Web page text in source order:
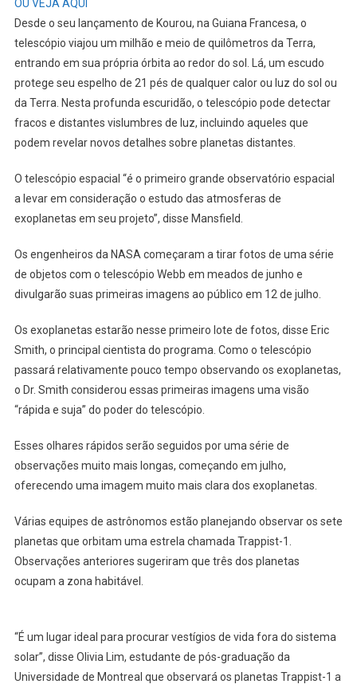
OU VEJA AQUI
Desde o seu lançamento de Kourou, na Guiana Francesa, o
telescópio viajou um milhão e meio de quilômetros da Terra,
entrando em sua própria órbita ao redor do sol. Lá, um escudo
protege seu espelho de 21 pés de qualquer calor ou luz do sol ou
da Terra. Nesta profunda escuridão, o telescópio pode detectar
fracos e distantes vislumbres de luz, incluindo aqueles que
podem revelar novos detalhes sobre planetas distantes.
O telescópio espacial “é o primeiro grande observatório espacial
a levar em consideração o estudo das atmosferas de
exoplanetas em seu projeto”, disse Mansfield.
Os engenheiros da NASA começaram a tirar fotos de uma série
de objetos com o telescópio Webb em meados de junho e
divulgarão suas primeiras imagens ao público em 12 de julho.
Os exoplanetas estarão nesse primeiro lote de fotos, disse Eric
Smith, o principal cientista do programa. Como o telescópio
passará relativamente pouco tempo observando os exoplanetas,
o Dr. Smith considerou essas primeiras imagens uma visão
“rápida e suja” do poder do telescópio.
Esses olhares rápidos serão seguidos por uma série de
observações muito mais longas, começando em julho,
oferecendo uma imagem muito mais clara dos exoplanetas.
Várias equipes de astrônomos estão planejando observar os sete
planetas que orbitam uma estrela chamada Trappist-1.
Observações anteriores sugeriram que três dos planetas
ocupam a zona habitável.
“É um lugar ideal para procurar vestígios de vida fora do sistema
solar”, disse Olivia Lim, estudante de pós-graduação da
Universidade de Montreal que observará os planetas Trappist-1 a